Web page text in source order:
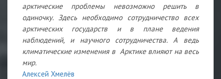
арктические проблемы невозможно решить в
одиночку. Здесь необходимо сотрудничество всех
арктических государств и в плане ведения
наблюдений, и научного сотрудничества. А ведь
климатические изменения в Арктике влияют на весь
мир.
Алексей Хмелёв